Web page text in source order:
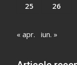
25
26
« apr. iun. »